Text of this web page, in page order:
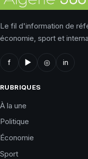
Le fil d'information de
économie, sport et
f ▶ ◎ in
RUBRIQUES
À la une
Politique
Économie
Sport